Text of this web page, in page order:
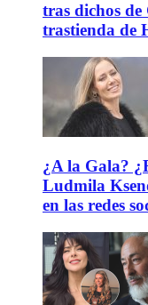
tras dichos
trastienda de
¿A la Gala?
Ludmila
en las redes